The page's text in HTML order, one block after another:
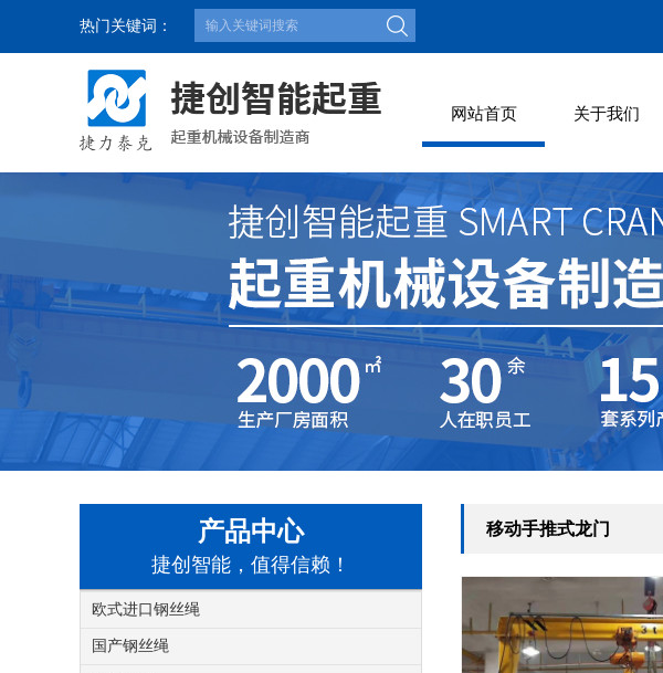
热门关键词：
网站首页 关于我们
产品中心
捷创智能，值得信赖！
欧式进口钢丝绳
国产钢丝绳
移动手推式龙门